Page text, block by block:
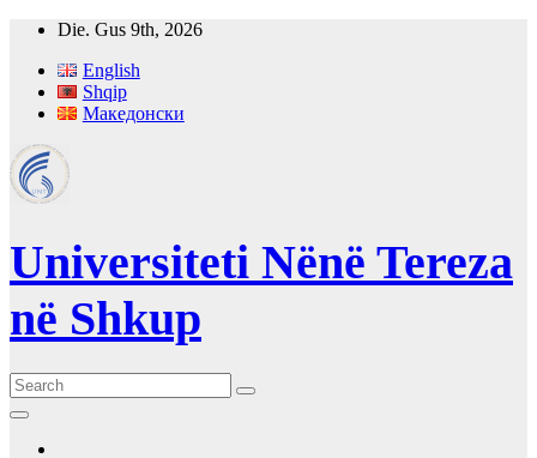
Skip
content
Die. Gus 9th, 2026
English
Shqip
Македонски
Universiteti Nënë Tereza
në Shkup